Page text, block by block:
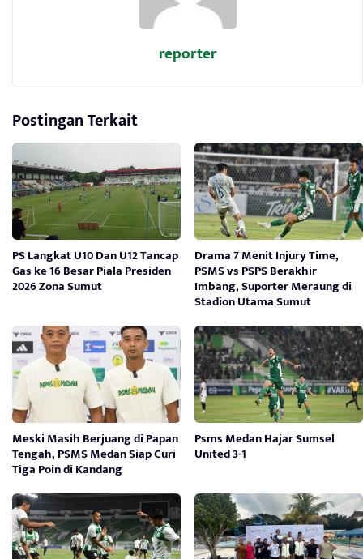
reporter
Postingan Terkait
PS Langkat U10 Dan U12 Tancap
Gas ke 16 Besar Piala Presiden
2026 Zona Sumut
Drama 7 Menit Injury Time,
PSMS vs PSPS Berakhir
Imbang, Suporter Meraung di
Stadion Utama Sumut
Meski Masih Berjuang di Papan
Tengah, PSMS Medan Siap Curi
Tiga Poin di Kandang
Psms Medan Hajar Sumsel
United 3-1